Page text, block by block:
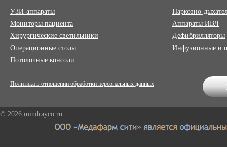
УЗИ-аппараты
Мониторы пациента
Хирургические светильники
Операционные столы
Потолочные консоли
Наркозно-
Аппараты ИВЛ
Дефибрилляторы
Инфузионные и
Политика в отношении обработки персональных данных
© 2026 mindrayco.ru